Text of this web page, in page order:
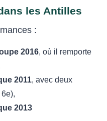
les Antilles
:
2016, où il remporte
2011, avec deux
2013